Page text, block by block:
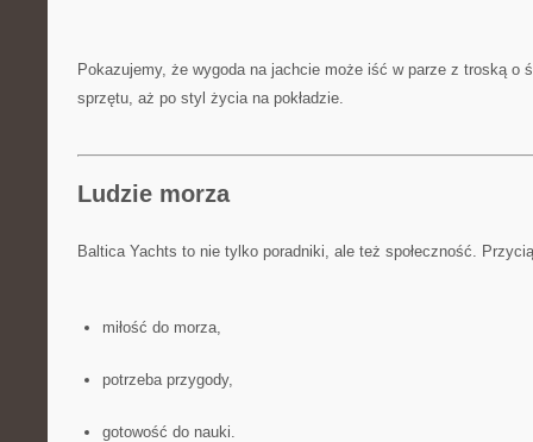
Pokazujemy, że wygoda na jachcie może iść w parze z troską o
sprzętu, aż po styl życia na pokładzie.
Ludzie morza
Baltica Yachts to nie tylko poradniki, ale też społeczność.
miłość do morza,
potrzeba przygody,
gotowość do nauki.